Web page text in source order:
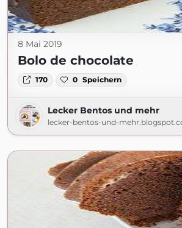
8 Mai 2019
Bolo de chocolate
170 0 Speichern
Lecker Bentos und mehr
lecker-bentos-und-